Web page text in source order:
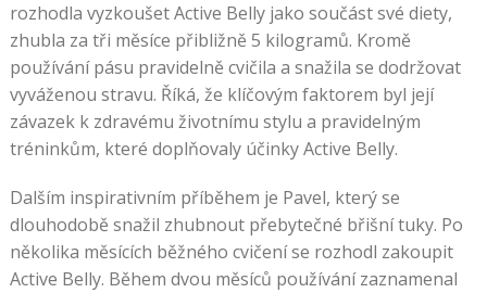
rozhodla vyzkoušet Active Belly jako součást své diety,
zhubla za tři měsíce přibližně 5 kilogramů. Kromě
používání pásu pravidelně cvičila a snažila se dodržovat
vyváženou stravu. Říká, že klíčovým faktorem byl její
závazek k zdravému životnímu stylu a pravidelným
tréninkům, které doplňovaly účinky Active Belly.
Dalším inspirativním příběhem je Pavel, který se
dlouhodobě snažil zhubnout přebytečné břišní tuky. Po
několika měsících běžného cvičení se rozhodl zakoupit
Active Belly. Během dvou měsíců používání zaznamenal